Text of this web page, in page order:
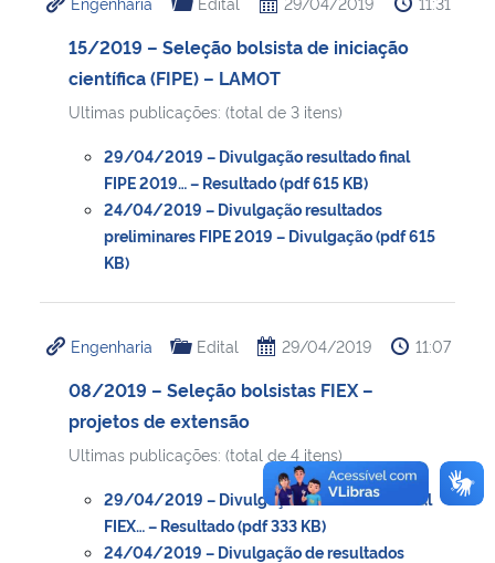
15/2019 – Seleção bolsista de iniciação
científica (FIPE) – LAMOT
Ultimas publicações: (total de 3 itens)
29/04/2019 – Divulgação resultado final
FIPE 2019… – Resultado (pdf 615 KB)
24/04/2019 – Divulgação resultados
preliminares FIPE 2019 – Divulgação (pdf 615
KB)
Engenharia Edital 29/04/2019 11:07
08/2019 – Seleção bolsistas FIEX –
projetos de extensão
Ultimas publicações: (total de 4 itens)
29/04/2019 – Divulgação de resultado final
FIEX… – Resultado (pdf 333 KB)
24/04/2019 – Divulgação de resultados